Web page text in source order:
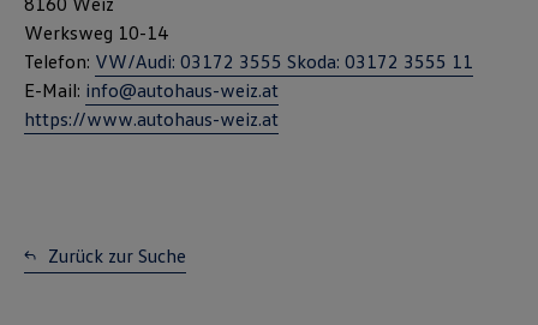
Werksweg 10-14
Telefon: VW/Audi: 03172 3555 Skoda: 03172 3555 11
E-Mail: info@autohaus-weiz.at
https://www.autohaus-weiz.at
Zurück zur Suche
verwendet um personalisierte Werbung auszuspielen. Sofern Sie über
einen von uns personalisierten Link auf unsere Website gelangen,
können Ihre erzeugten Daten, sofern Sie dem explizit zugestimmt
(„Cookies mit Marketingzwecke“) haben, von Ihrem zugeordneten
Händler bzw. im Falle eines Porsche Betriebs, Porsche Inter Auto
GmbH & Co KG, eingesehen werden.